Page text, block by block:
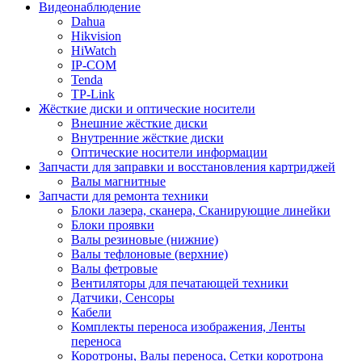
Видеонаблюдение
Dahua
Hikvision
HiWatch
IP-COM
Tenda
TP-Link
Жёсткие диски и оптические носители
Внешние жёсткие диски
Внутренние жёсткие диски
Оптические носители информации
Запчасти для заправки и восстановления картриджей
Валы магнитные
Запчасти для ремонта техники
Блоки лазера, сканера, Сканирующие линейки
Блоки проявки
Валы резиновые (нижние)
Валы тефлоновые (верхние)
Валы фетровые
Вентиляторы для печатающей техники
Датчики, Сенсоры
Кабели
Комплекты переноса изображения, Ленты
переноса
Коротроны, Валы переноса, Сетки коротрона